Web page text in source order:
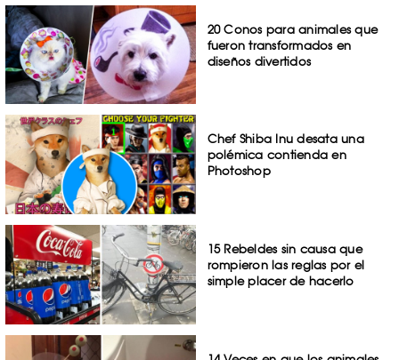
20 Conos para animales que
fueron transformados en
diseños divertidos
Chef Shiba Inu desata una
polémica contienda en
Photoshop
15 Rebeldes sin causa que
rompieron las reglas por el
simple placer de hacerlo